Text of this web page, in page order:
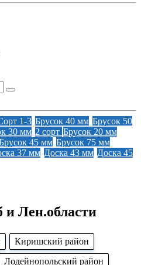
1-3 Брусок 40 мм Брусок 50
30 мм 2 сорт Брусок 20 мм
45 мм Брусок 75 мм
37 мм Доска 43 мм Доска 45
Лен.области
Киришский район
Лодейнопольский район